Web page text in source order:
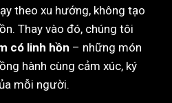
theo xu hướng, không tạo
Thay vào đó, chúng tôi
có linh hồn – những món
hành cùng cảm xúc, ký
mỗi người.